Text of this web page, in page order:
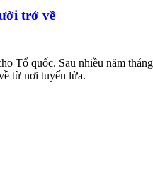
trở về
Tổ quốc. Sau nhiều năm
từ nơi tuyến lửa.